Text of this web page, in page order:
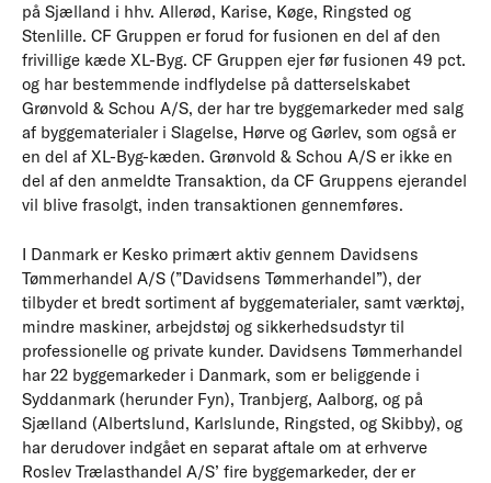
på Sjælland i hhv. Allerød, Karise, Køge, Ringsted og
Stenlille. CF Gruppen er forud for fusionen en del af den
frivillige kæde XL-Byg. CF Gruppen ejer før fusionen 49 pct.
og har bestemmende indflydelse på datterselskabet
Grønvold & Schou A/S, der har tre byggemarkeder med salg
af byggematerialer i Slagelse, Hørve og Gørlev, som også er
en del af XL-Byg-kæden. Grønvold & Schou A/S er ikke en
del af den anmeldte Transaktion, da CF Gruppens ejerandel
vil blive frasolgt, inden transaktionen gennemføres.
I Danmark er Kesko primært aktiv gennem Davidsens
Tømmerhandel A/S (”Davidsens Tømmerhandel”), der
tilbyder et bredt sortiment af byggematerialer, samt værktøj,
mindre maskiner, arbejdstøj og sikkerhedsudstyr til
professionelle og private kunder. Davidsens Tømmerhandel
har 22 byggemarkeder i Danmark, som er beliggende i
Syddanmark (herunder Fyn), Tranbjerg, Aalborg, og på
Sjælland (Albertslund, Karlslunde, Ringsted, og Skibby), og
har derudover indgået en separat aftale om at erhverve
Roslev Trælasthandel A/S’ fire byggemarkeder, der er